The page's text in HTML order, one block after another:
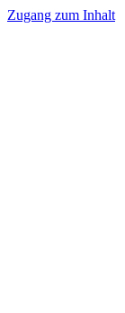
Zugang zum Inhalt